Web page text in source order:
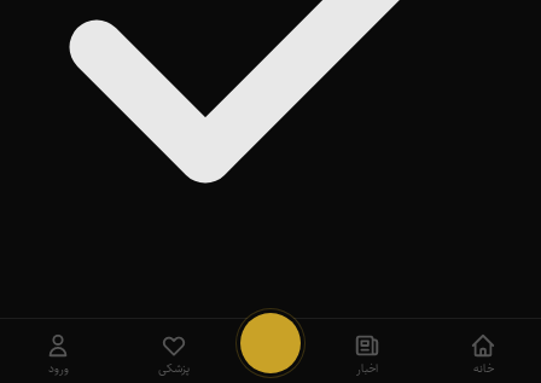
خانه اخبار پزشکی ورود
Add ضربه بزنید